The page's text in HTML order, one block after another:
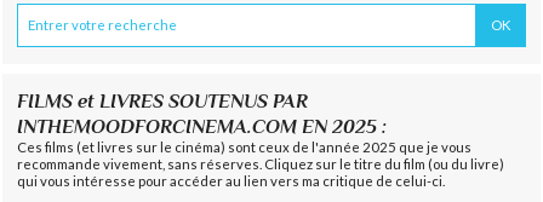
FILMS et LIVRES SOUTENUS PAR
INTHEMOODFORCINEMA.COM EN 2025 :
Ces films (et livres sur le cinéma) sont ceux de l'année 2025 que je vous
recommande vivement, sans réserves. Cliquez sur le titre du film (ou du livre)
qui vous intéresse pour accéder au lien vers ma critique de celui-ci.